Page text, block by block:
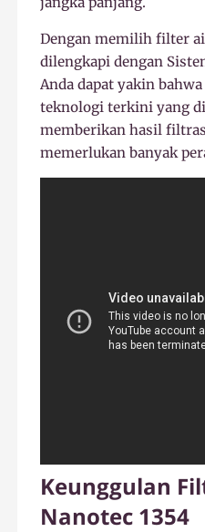
Dengan memilih filter
dilengkapi dengan
Anda dapat yakin
teknologi terkini yang
memberikan hasil
memerlukan banyak
Keunggulan
Nanotec 1354